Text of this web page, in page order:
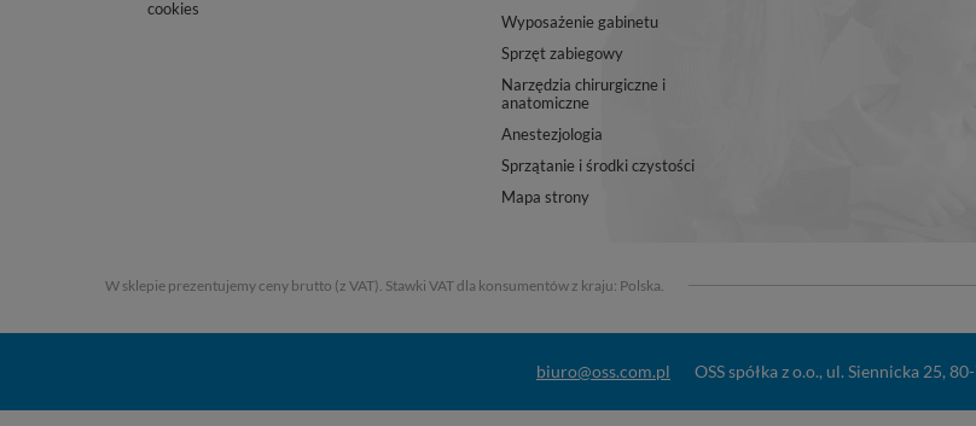
cookies
Wyposażenie gabinetu
Sprzęt zabiegowy
Narzędzia chirurgiczne i
anatomiczne
Anestezjologia
Sprzątanie i środki czystości
Mapa strony
W sklepie prezentujemy ceny brutto (z VAT). Stawki VAT dla konsumentów z kraju: Polska
biuro@oss.com.pl OSS spółka z o.o., ul. Siennicka 25,